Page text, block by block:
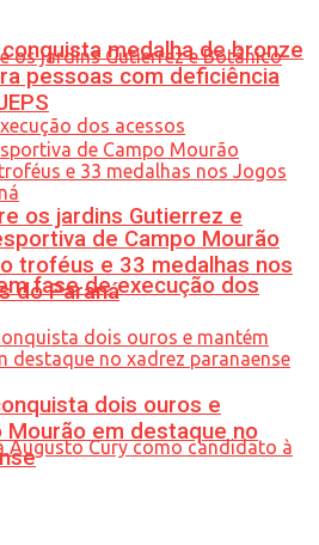
os jardins Gutierrez e
fase de execução dos
medalha de bronze
pessoas com deficiência
de Campo Mourão
troféus e 33 medalhas nos
do Paraná
dois ouros e
Mourão em destaque no